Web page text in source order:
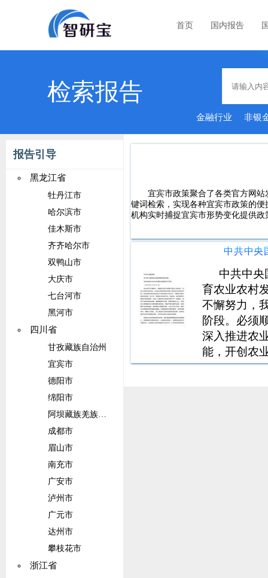
首页 国内报告
检索报告
金融行业 非银
智
报告引导
黑龙江省
牡丹江市
哈尔滨市
佳木斯市
齐齐哈尔市
双鸭山市
大庆市
七台河市
黑河市
四川省
甘孜藏族自治州
宜宾市
德阳市
绵阳市
阿坝藏族羌族自治州
成都市
眉山市
南充市
广安市
泸州市
广元市
达州市
攀枝花市
浙江省
宜宾市政策聚合了各类官方网
键词检索，实现各种宜宾市政策的
机构实时捕捉宜宾市形势变化提供政
中共中央
育农业农村
不懈努力，
阶段。必须
深入推进农
能，开创农
服务主体，